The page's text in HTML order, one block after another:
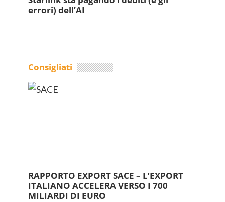
errori) dell’AI
Consigliati
RAPPORTO EXPORT SACE – L’EXPORT
ITALIANO ACCELERA VERSO I 700
MILIARDI DI EURO